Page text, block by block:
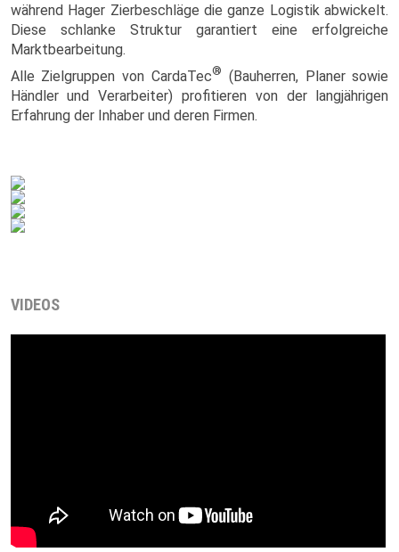
während Hager Zierbeschläge die ganze Logistik abwickelt.
Diese schlanke Struktur garantiert eine erfolgreiche
Marktbearbeitung.
Alle Zielgruppen von CardaTec® (Bauherren, Planer sowie
Händler und Verarbeiter) profitieren von der langjährigen
Erfahrung der Inhaber und deren Firmen.
VIDEOS